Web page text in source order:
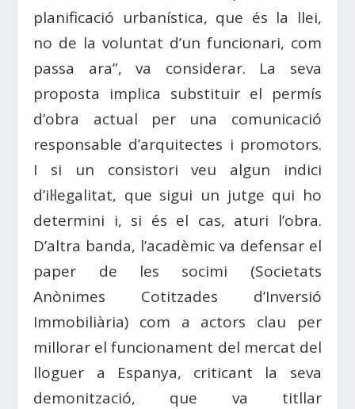
planificació urbanística, que és la llei,
no de la voluntat d’un funcionari, com
passa ara”, va considerar. La seva
proposta implica substituir el permís
d’obra actual per una comunicació
responsable d’arquitectes i promotors.
I si un consistori veu algun indici
d’il·legalitat, que sigui un jutge qui ho
determini i, si és el cas, aturi l’obra.
D’altra banda, l’acadèmic va defensar el
paper de les socimi (Societats
Anònimes Cotitzades d’Inversió
Immobiliària) com a actors clau per
millorar el funcionament del mercat del
lloguer a Espanya, criticant la seva
demonització, que va titllar